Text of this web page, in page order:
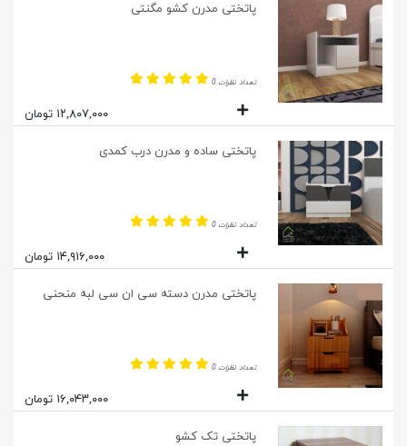
پاتختی مدرن کشو مگنتی
تعداد نظرات 0
۱۲,۸۰۷,۰۰۰ تومان
پاتختی ساده و مدرن درب کمدی
تعداد نظرات 0
۱۴,۹۱۶,۰۰۰ تومان
پاتختی مدرن دسته سی ان سی لبه منحنی
تعداد نظرات 0
۱۶,۰۴۳,۰۰۰ تومان
پاتختی تک کشو